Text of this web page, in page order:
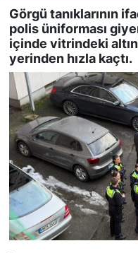
Görgü tanıklarının
polis üniforması
içinde vitrindeki
yerinden hızla kaçtı.